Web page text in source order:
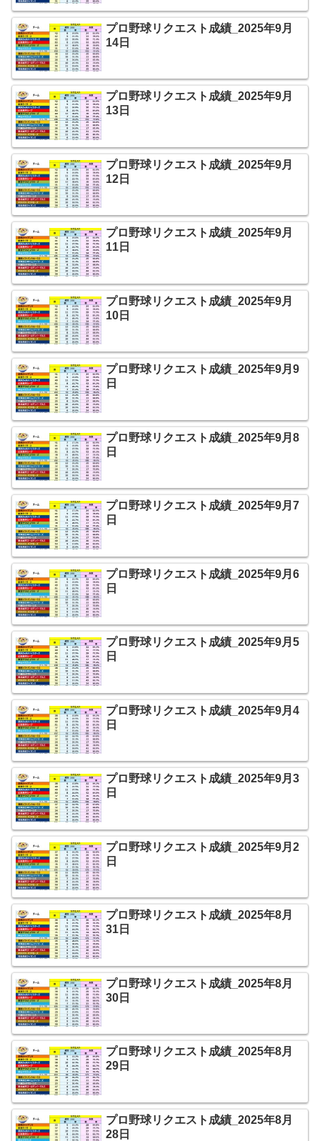
プロ野球リクエスト成績_2025年9月
14日
プロ野球リクエスト成績_2025年9月
13日
プロ野球リクエスト成績_2025年9月
12日
プロ野球リクエスト成績_2025年9月
11日
プロ野球リクエスト成績_2025年9月
10日
プロ野球リクエスト成績_2025年9月9
日
プロ野球リクエスト成績_2025年9月8
日
プロ野球リクエスト成績_2025年9月7
日
プロ野球リクエスト成績_2025年9月6
日
プロ野球リクエスト成績_2025年9月5
日
プロ野球リクエスト成績_2025年9月4
日
プロ野球リクエスト成績_2025年9月3
日
プロ野球リクエスト成績_2025年9月2
日
プロ野球リクエスト成績_2025年8月
31日
プロ野球リクエスト成績_2025年8月
30日
プロ野球リクエスト成績_2025年8月
29日
プロ野球リクエスト成績_2025年8月
28日